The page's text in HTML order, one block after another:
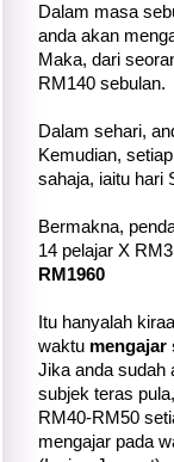
Dalam masa
anda akan
Maka, dari
RM140 sebulan.
Dalam sehari,
Kemudian,
sahaja, iaitu hari
Bermakna,
14 pelajar X
RM1960
Itu hanyalah
waktu mengajar
Jika anda sudah
subjek teras
RM40-RM50
mengajar pada